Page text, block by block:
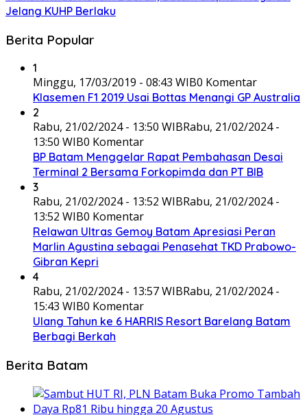
Jelang KUHP Berlaku
Berita Popular
1
Minggu, 17/03/2019 - 08:43 WIB0 Komentar
Klasemen F1 2019 Usai Bottas Menangi GP Australia
2
Rabu, 21/02/2024 - 13:50 WIBRabu, 21/02/2024 -
13:50 WIB0 Komentar
BP Batam Menggelar Rapat Pembahasan Desai
Terminal 2 Bersama Forkopimda dan PT BIB
3
Rabu, 21/02/2024 - 13:52 WIBRabu, 21/02/2024 -
13:52 WIB0 Komentar
Relawan Ultras Gemoy Batam Apresiasi Peran
Marlin Agustina sebagai Penasehat TKD Prabowo-
Gibran Kepri
4
Rabu, 21/02/2024 - 13:57 WIBRabu, 21/02/2024 -
15:43 WIB0 Komentar
Ulang Tahun ke 6 HARRIS Resort Barelang Batam
Berbagi Berkah
Berita Batam